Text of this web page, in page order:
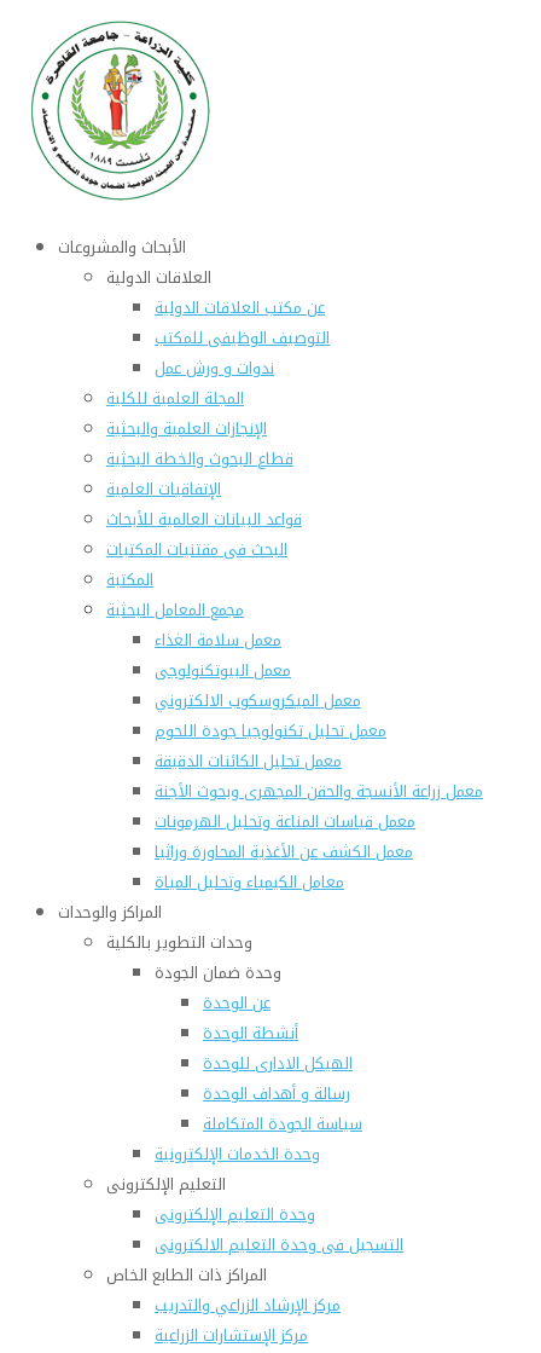
الأبحاث والمشروعات
العلاقات الدولية
عن مكتب العلاقات الدولية
التوصيف الوظيفى للمكتب
ندوات و ورش عمل
المجلة العلمية للكلية
الإنجازات العلمية والبحثية
قطاع البحوث والخطة البحثية
الإتفاقيات العلمية
قواعد البيانات العالمية للأبحاث
البحث فى مقتنيات المكتبات
المكتبة
مجمع المعامل البحثية
معمل سلامة الغذاء
معمل البيوتكنولوجى
معمل الميكروسكوب الالكتروني
معمل تحليل تكنولوجيا جودة اللحوم
معمل تحليل الكائنات الدقيقة
معمل زراعة الأنسجة والحقن المجهرى وبحوث الأجنة
معمل قياسات المناعة وتحليل الهرمونات
معمل الكشف عن الأغذية المحاورة وراثيا
معامل الكيمياء وتحليل المياة
المراكز والوحدات
وحدات التطوير بالكلية
وحدة ضمان الجودة
عن الوحدة
أنشطة الوحدة
الهيكل الادارى للوحدة
رسالة و أهداف الوحدة
سياسة الجودة المتكاملة
وحدة الخدمات الإلكترونية
التعليم الإلكترونى
وحدة التعليم الإلكترونى
التسجيل فى وحدة التعليم الالكترونى
المراكز ذات الطابع الخاص
مركز الإرشاد الزراعي والتدريب
مركز الإستشارات الزراعية